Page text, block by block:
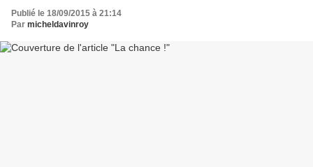
Publié le 18/09/2015 à 21:14
Par micheldavinroy